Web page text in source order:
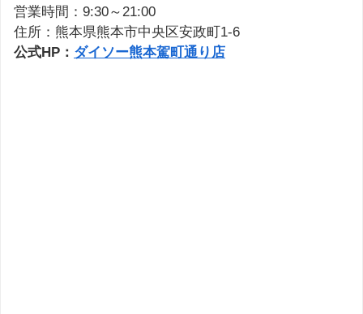
営業時間：9:30～21:00
住所：熊本県熊本市中央区安政町1-6
公式HP： ダイソー熊本駕町通り店